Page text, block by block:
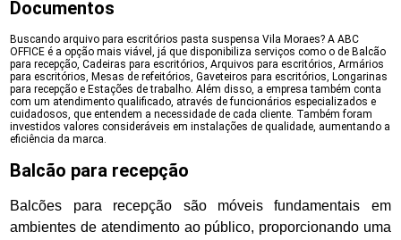
Documentos
Buscando arquivo para escritórios pasta suspensa Vila Moraes? A ABC
OFFICE é a opção mais viável, já que disponibiliza serviços como o de Balcão
para recepção, Cadeiras para escritórios, Arquivos para escritórios, Armários
para escritórios, Mesas de refeitórios, Gaveteiros para escritórios, Longarinas
para recepção e Estações de trabalho. Além disso, a empresa também conta
com um atendimento qualificado, através de funcionários especializados e
cuidadosos, que entendem a necessidade de cada cliente. Também foram
investidos valores consideráveis em instalações de qualidade, aumentando a
eficiência da marca.
Balcão para recepção
Balcões para recepção são móveis fundamentais em
ambientes de atendimento ao público, proporcionando uma